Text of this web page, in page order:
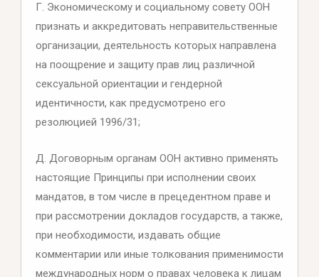
Г. Экономическому и социальному совету ООН
признать и аккредитовать неправительственные
организации, деятельность которых направлена
на поощрение и защиту прав лиц различной
сексуальной ориентации и гендерной
идентичности, как предусмотрено его
резолюцией 1996/31;
Д. Договорным органам ООН активно применять
настоящие Принципы при исполнении своих
мандатов, в том числе в прецедентном праве и
при рассмотрении докладов государств, а также,
при необходимости, издавать общие
комментарии или иные толкования применимости
международных норм о правах человека к лицам